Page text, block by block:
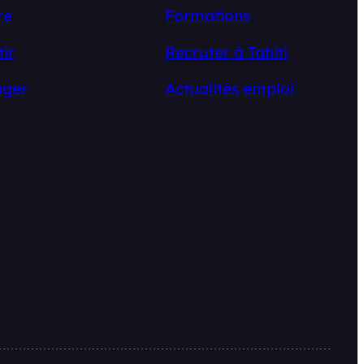
Formations
Recruter à Tahiti
Actualités emploi